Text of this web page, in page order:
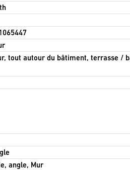
tout autour du bâtiment, terrasse /
angle, Mur